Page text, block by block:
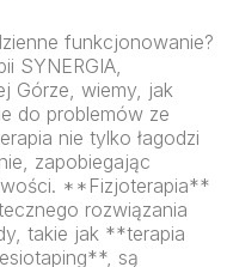
funkcjonowanie?
SYNERGIA,
Górze, wiemy, jak
do problemów ze
nie tylko łagodzi
zapobiegając
**Fizjoterapia**
rozwiązania
takie jak **terapia
są